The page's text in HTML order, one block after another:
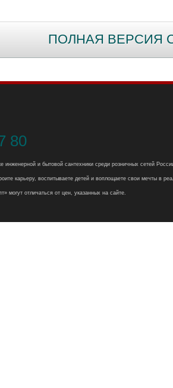
ПОЛНАЯ ВЕРСИЯ
80
инженерной и бытовой сантехники среди розничных сетей
карьеру, воспитываете детей и воплощаете свои мечты в
могут отличаться от цен, указанных на сайте.